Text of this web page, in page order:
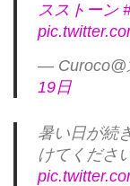
スストーン
— Curoco@
19日
暑い日が続
けてくださ